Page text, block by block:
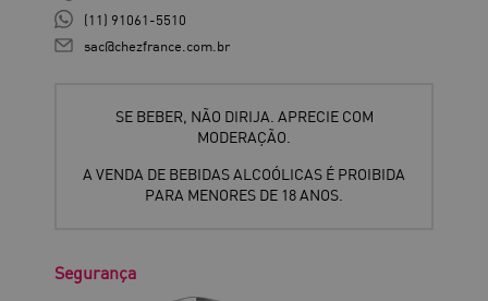
(11) 91061-5510
sac@chezfrance.com.br
SE BEBER, NÃO DIRIJA. APRECIE COM
MODERAÇÃO.
A VENDA DE BEBIDAS ALCOÓLICAS É PROIBIDA
PARA MENORES DE 18 ANOS.
Segurança